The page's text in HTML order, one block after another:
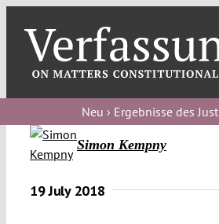
content
blog
Verfassungs
Verfassungs
Neu › Ergebnisse des
Simon Kempny
19 July 2018